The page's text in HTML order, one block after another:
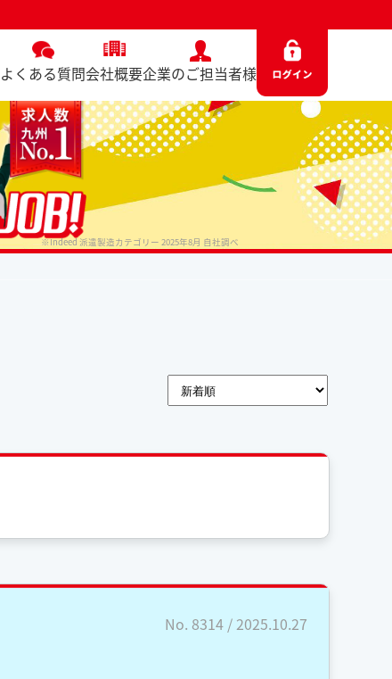
よくある質問会社概要企業のご担当者様
※Indeed 派遣製造カテゴリー 2025年8月 自社調べ
No. 8314 / 2025.10.27